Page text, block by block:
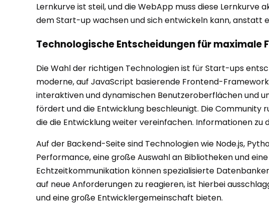
Lernkurve ist steil, und die WebApp muss diese
dem Start-up wachsen und sich entwickeln kann, anstatt
Technologische Entscheidungen für maximale
Die Wahl der richtigen Technologien ist für Start-ups
moderne, auf JavaScript basierende Frontend-
interaktiven und dynamischen Benutzeroberflächen und
fördert und die Entwicklung beschleunigt. Die Community
die die Entwicklung weiter vereinfachen. Informationen
Auf der Backend-Seite sind Technologien wie Node.js,
Performance, eine große Auswahl an Bibliotheken und
Echtzeitkommunikation können spezialisierte
auf neue Anforderungen zu reagieren, ist hierbei
und eine große Entwicklergemeinschaft bieten.